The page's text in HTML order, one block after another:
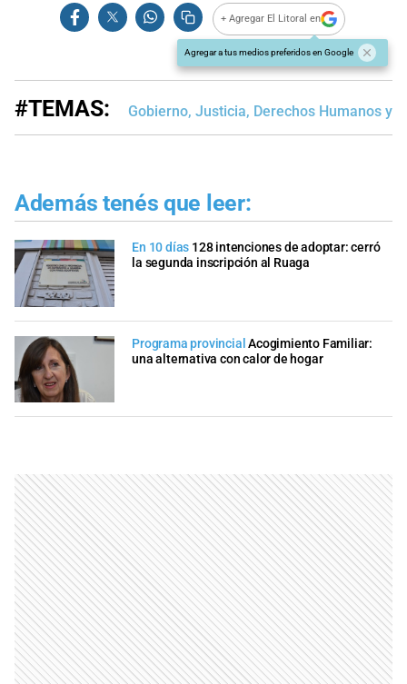
+ Agregar El Litoral en
Agregar a tus medios preferidos en Google
#TEMAS: Gobierno, Justicia, Derechos Humanos y
Además tenés que leer:
En 10 días 128 intenciones de adoptar: cerró
la segunda inscripción al Ruaga
Programa provincial Acogimiento Familiar:
una alternativa con calor de hogar